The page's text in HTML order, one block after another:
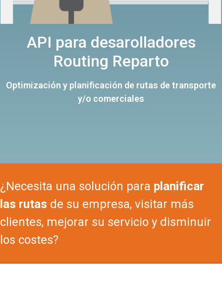
API para desarolladores
Routing Reparto
Optimización y planificación de rutas de transporte
y/o comerciales
¿Necesita una solución para planificar
las rutas de su empresa, visitar más
clientes, mejorar su servicio y disminuir
los costes?